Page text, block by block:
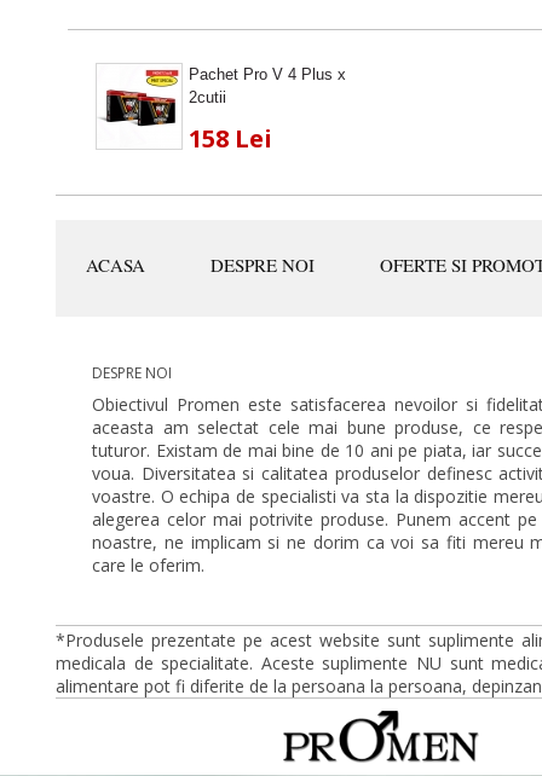
Pachet Pro V 4 Plus x
2cutii
158 Lei
ACASA DESPRE NOI OFERTE SI
DESPRE NOI
Obiectivul Promen este satisfacerea nevoilor si
aceasta am selectat cele mai bune produse, ce
tuturor. Existam de mai bine de 10 ani pe piata, iar
voua. Diversitatea si calitatea produselor definesc
voastre. O echipa de specialisti va sta la dispozitie
alegerea celor mai potrivite produse. Punem accent
noastre, ne implicam si ne dorim ca voi sa fiti mereu
care le oferim.
*Produsele prezentate pe acest website sunt suplimente
medicala de specialitate. Aceste suplimente NU sunt
alimentare pot fi diferite de la persoana la persoana,